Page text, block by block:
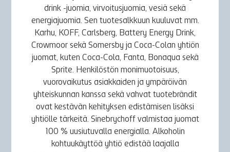
drink -juomia, virvoitusjuomia, vesiä sekä
energiajuomia. Sen tuotesalkkuun kuuluvat mm.
Karhu, KOFF, Carlsberg, Battery Energy Drink,
Crowmoor sekä Somersby ja Coca-Colan yhtiön
juomat, kuten Coca-Cola, Fanta, Bonaqua sekä
Sprite. Henkilöstön monimuotoisuus,
vuorovaikutus asiakkaiden ja ympäröivän
yhteiskunnan kanssa sekä vahvat tuotebrändit
ovat kestävän kehityksen edistämisen lisäksi
yhtiölle tärkeitä. Sinebrychoff valmistaa juomat
100 % uusiutuvalla energialla. Alkoholin
kohtuukäyttöä yhtiö edistää laajalla